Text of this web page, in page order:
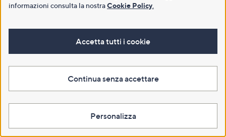
informazioni consulta la nostraCookie Policy
Accetta tutti i cookie
Continua senza accettare
Personalizza